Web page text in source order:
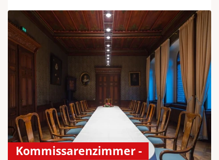
Kommissarenzimmer -